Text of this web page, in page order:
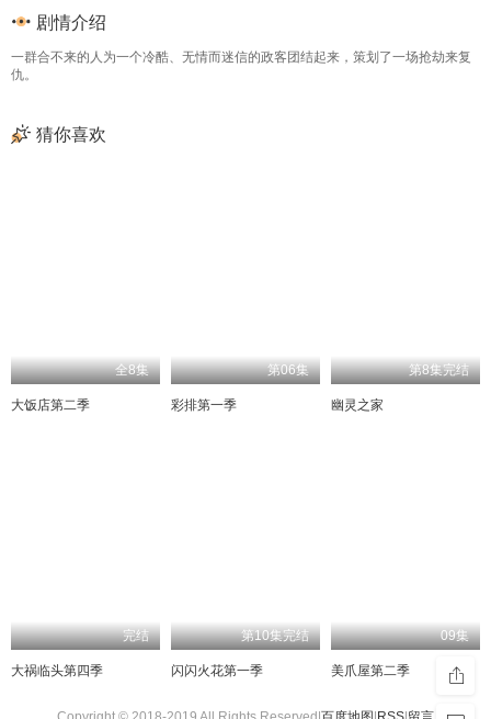
剧情介绍
一群合不来的人为一个冷酷、无情而迷信的政客团结起来，策划了一场抢劫来复
仇。
猜你喜欢
全8集
大饭店第二季
第06集
彩排第一季
第8集完结
幽灵之家
完结
大祸临头第四季
第10集完结
闪闪火花第一季
09集
美爪屋第二季